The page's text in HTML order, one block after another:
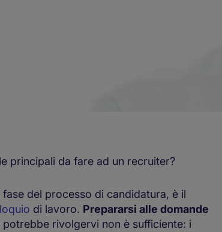
principali da fare ad un recruiter?
del processo di candidatura, è il
di lavoro. Prepararsi alle domande
rivolgervi non è sufficiente: i